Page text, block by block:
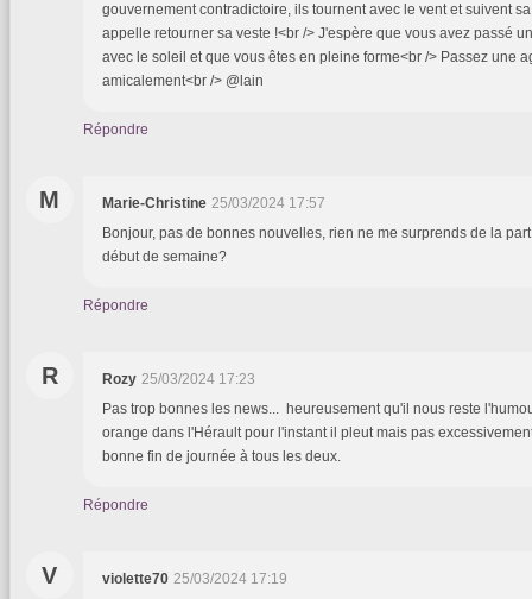
gouvernement contradictoire, ils tournent avec le vent et suivent
appelle retourner sa veste !<br /> J'espère que vous avez passé
avec le soleil et que vous êtes en pleine forme<br /> Passez une
amicalement<br /> @lain
Répondre
M Marie-Christine 25/03/2024 17:57
Bonjour, pas de bonnes nouvelles, rien ne me surprends de la
début de semaine?
Répondre
R Rozy 25/03/2024 17:23
Pas trop bonnes les news... heureusement qu'il nous reste
orange dans l'Hérault pour l'instant il pleut mais pas
bonne fin de journée à tous les deux.
Répondre
V violette70 25/03/2024 17:19